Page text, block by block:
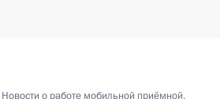
Новости о работе мобильной приёмной,